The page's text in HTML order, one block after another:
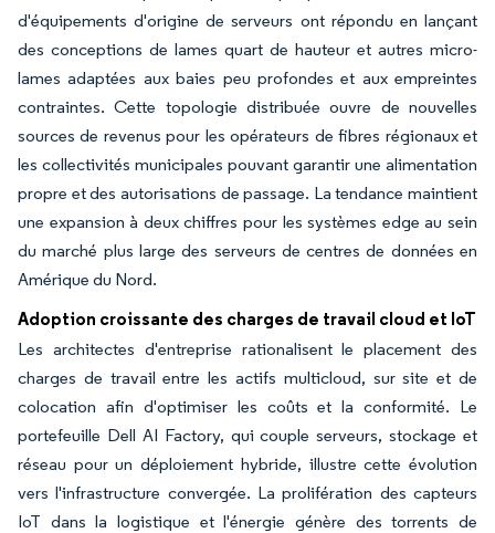
d'équipements d'origine de serveurs ont répondu en lançant
des conceptions de lames quart de hauteur et autres micro-
lames adaptées aux baies peu profondes et aux empreintes
contraintes. Cette topologie distribuée ouvre de nouvelles
sources de revenus pour les opérateurs de fibres régionaux et
les collectivités municipales pouvant garantir une alimentation
propre et des autorisations de passage. La tendance maintient
une expansion à deux chiffres pour les systèmes edge au sein
du marché plus large des serveurs de centres de données en
Amérique du Nord.
Adoption croissante des charges de travail cloud et IoT
Les architectes d'entreprise rationalisent le placement des
charges de travail entre les actifs multicloud, sur site et de
colocation afin d'optimiser les coûts et la conformité. Le
portefeuille Dell AI Factory, qui couple serveurs, stockage et
réseau pour un déploiement hybride, illustre cette évolution
vers l'infrastructure convergée. La prolifération des capteurs
IoT dans la logistique et l'énergie génère des torrents de